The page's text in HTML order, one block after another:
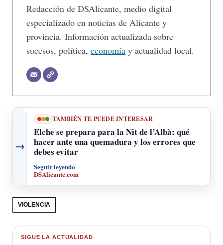
Redacción de DSAlicante, medio digital
especializado en noticias de Alicante y
provincia. Información actualizada sobre
sucesos, política, economía y actualidad local.
→
TAMBIÉN TE PUEDE INTERESAR
Elche se prepara para la Nit de l’Albà: qué
hacer ante una quemadura y los errores que
debes evitar
Seguir leyendo
DSAlicante.com
VIOLENCIA
SIGUE LA ACTUALIDAD